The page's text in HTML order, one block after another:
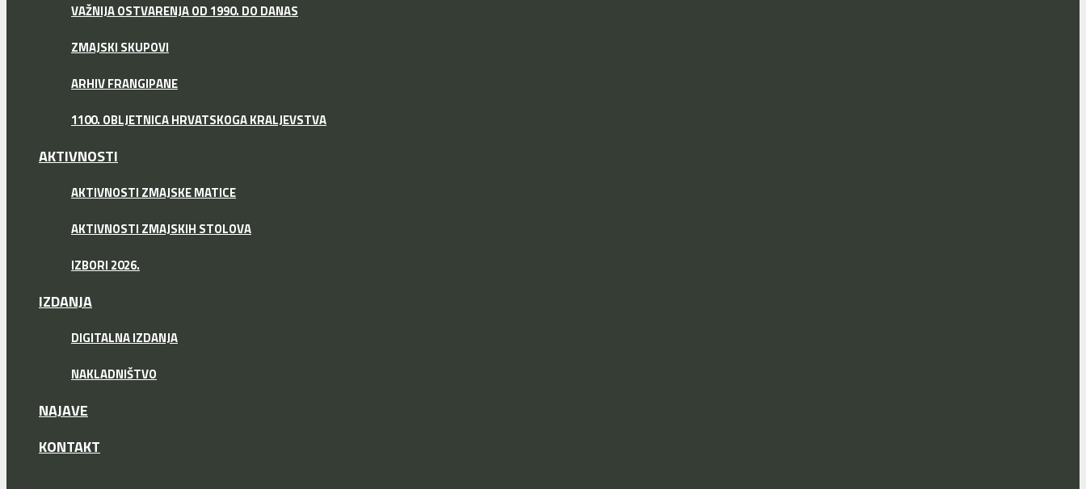
VAŽNIJA OSTVARENJA OD 1990. DO DANAS
ZMAJSKI SKUPOVI
ARHIV FRANGIPANE
1100. OBLJETNICA HRVATSKOGA KRALJEVSTVA
AKTIVNOSTI
AKTIVNOSTI ZMAJSKE MATICE
AKTIVNOSTI ZMAJSKIH STOLOVA
IZBORI 2026.
IZDANJA
DIGITALNA IZDANJA
NAKLADNIŠTVO
NAJAVE
KONTAKT